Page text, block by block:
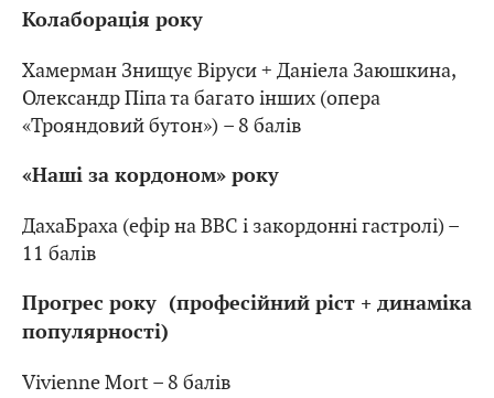
Колаборація року
Хамерман Знищує Віруси + Даніела Заюшкина,
Олександр Піпа та багато інших (опера
«Трояндовий бутон») – 8 балів
«Наші за кордоном» року
ДахаБраха (ефір на ВВС і закордонні гастролі) –
11 балів
Прогрес року (професійний ріст + динаміка
популярності)
Vivienne Mort – 8 балів